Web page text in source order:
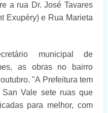
a rua Dr. José Tavares
Exupéry) e Rua Marieta
municipal de
as obras no bairro
"A Prefeitura tem
San Vale sete ruas que
para melhor, com